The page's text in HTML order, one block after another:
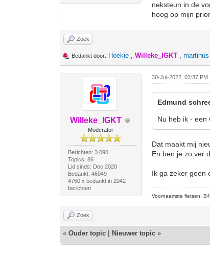
neksteun in de
hoog op mijn
Zoek
Bedankt door: Hoekie ,Willeke_IGKT ,martinus
Willeke_IGKT
Moderator
Berichten: 3.090
Topics: 86
Lid sinds: Dec 2020
Bedankt: 46049
4760 x bedankt in 2042
berichten
30-Jul-2022, 03:37 PM
Edmund
Nu heb ik - een
Dat maakt mij
En ben je zo ver
Ik ga zeker geen
Voornaamste fietsen:
Zoek
«Ouder topic Nieuwer topic »